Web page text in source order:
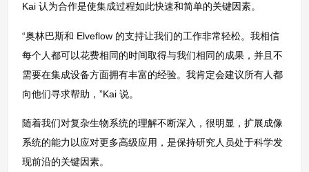
Kai 认为合作是使集成过程如此快速和简单的关键因素。
“奥林巴斯和 Elveflow 的支持让我们的工作非常轻松。我相信
每个人都可以花费相同的时间取得与我们相同的成果，并且不
需要在集成设备方面拥有丰富的经验。我肯定会建议所有人都
向他们寻求帮助，”Kai 说。
随着我们对复杂生物系统的理解不断深入，很明显，扩展成像
系统的能力以应对更多高级应用，是保持研究人员处于科学发
现前沿的关键因素。